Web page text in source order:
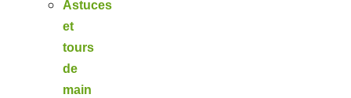
Astuces
et
tours
de
main